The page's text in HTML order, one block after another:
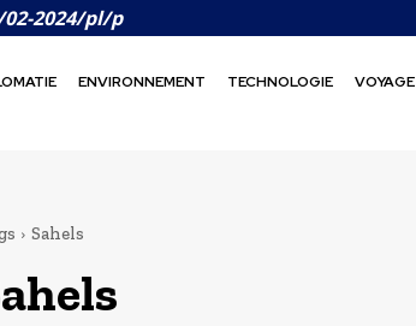
02-2024/pl/p
ENVIRONNEMENT TECHNOLOGIE VOYAGE
Sahels